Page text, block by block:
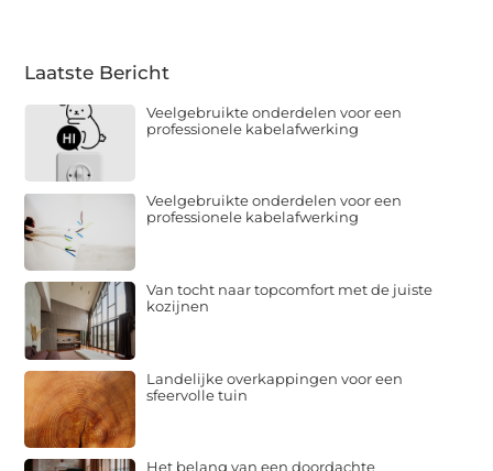
Laatste Bericht
Veelgebruikte onderdelen voor een
professionele kabelafwerking
Veelgebruikte onderdelen voor een
professionele kabelafwerking
Van tocht naar topcomfort met de juiste
kozijnen
Landelijke overkappingen voor een
sfeervolle tuin
Het belang van een doordachte